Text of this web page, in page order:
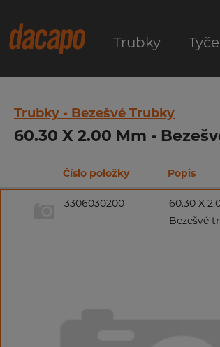
Trubky Tyče
Trubky - Bezešvé Trubky
60.30 X 2.00 Mm -
Číslo položky Popis
3306030200
60.30 X
Bezešvé